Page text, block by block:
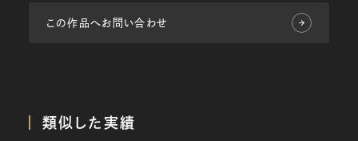
この作品へお問い合わせ
類似した実績